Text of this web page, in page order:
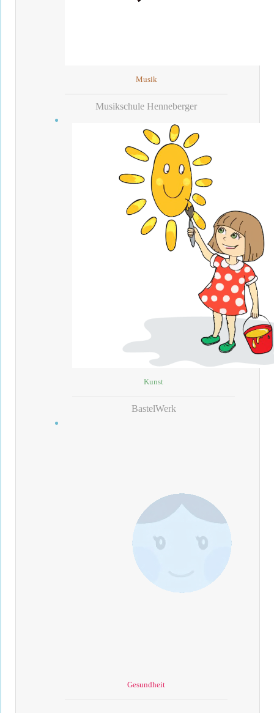
Musik
Musikschule Henneberger
Kunst
BastelWerk
Gesundheit